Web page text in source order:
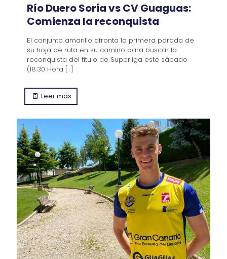
Río Duero Soria vs CV Guaguas:
Comienza la reconquista
El conjunto amarillo afronta la primera parada de
su hoja de ruta en su camino para buscar la
reconquista del título de Superliga este sábado
(18:30 Hora […]
Leer más